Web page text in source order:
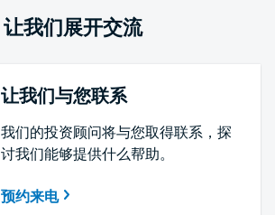
让我们展开交流
让我们与您联系
我们的投资顾问将与您取得联系，探
讨我们能够提供什么帮助。
预约来电